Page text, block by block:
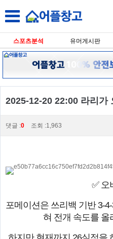
스포츠분석 유머게시판
2025-12-20 22:00 라리가
댓글 :0 조회 :1,963
✅ 오
포메이션은 쓰리백 기반 3-
혀 전개 속도를 올